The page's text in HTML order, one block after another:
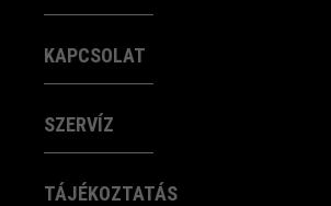
KAPCSOLAT
SZERVÍZ
TÁJÉKOZTATÁS